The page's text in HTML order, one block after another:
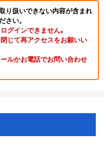
り扱いできない内容が含まれ
さい。
グインできません｡
じて再アクセスをお願いい
ルかお電話でお問い合わせ